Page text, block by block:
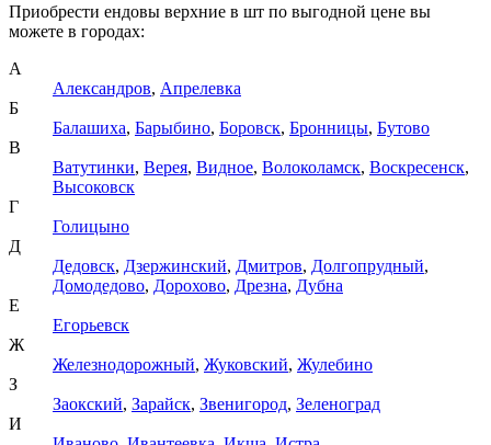
Приобрести ендовы верхние в шт по выгодной цене вы
можете в городах:
А
Александров, Апрелевка
Б
Балашиха, Барыбино, Боровск, Бронницы, Бутово
В
Ватутинки, Верея, Видное, Волоколамск, Воскресенск,
Высоковск
Г
Голицыно
Д
Дедовск, Дзержинский, Дмитров, Долгопрудный,
Домодедово, Дорохово, Дрезна, Дубна
Е
Егорьевск
Ж
Железнодорожный, Жуковский, Жулебино
З
Заокский, Зарайск, Звенигород, Зеленоград
И